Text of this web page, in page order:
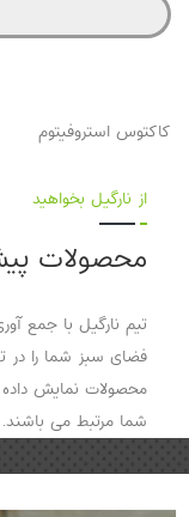
کاکتوس استروفیتوم
از نارگیل بخواهید
محصولات
تیم نارگیل با جمع
فضای سبز شما را در
محصولات نمایش
شما مرتبط می باشند.